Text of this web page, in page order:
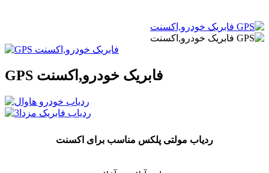
GPS فابریک خودرو,اکسنت
ردیاب مولتی پلکس مناسب برای اکسنت